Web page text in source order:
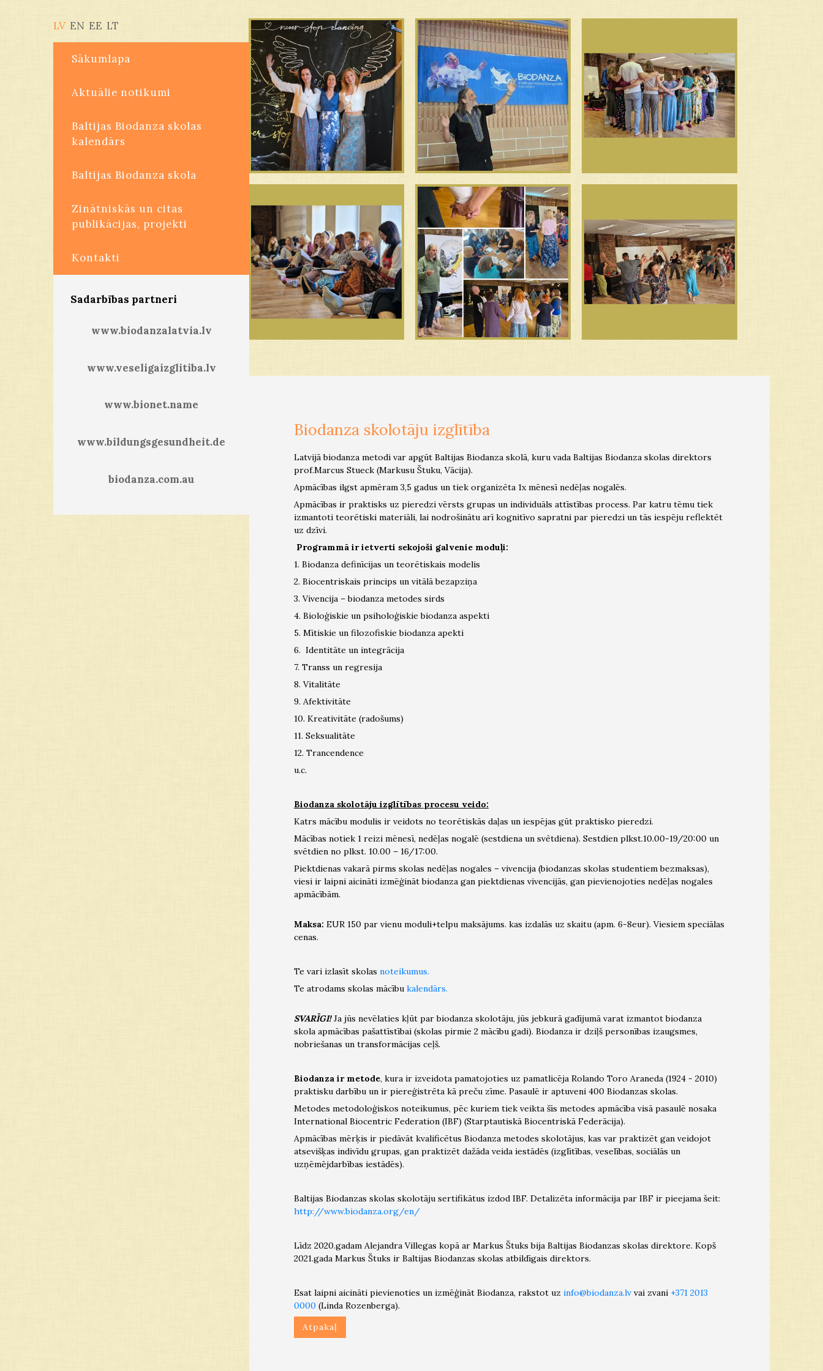
LV EN EE LT
Sākumlapa
Aktuālie notikumi
Baltijas Biodanza skolas
kalendārs
Baltijas Biodanza skola
Zinātniskās un citas
publikācijas, projekti
Kontakti
Sadarbības partneri
www.biodanzalatvia.lv
www.veseligaizglitiba.lv
www.bionet.name
www.bildungsgesundheit.de
biodanza.com.au
Biodanza skolotāju izglītība
Latvijā biodanza metodi var apgūt Baltijas Biodanza skolā, kuru vada Baltijas Biodanza skolas direktors
prof.Marcus Stueck (Markusu Štuku, Vācija).
Apmācības ilgst apmēram 3,5 gadus un tiek organizēta 1x mēnesī nedēļas nogalēs.
Apmācības ir praktisks uz pieredzi vērsts grupas un individuāls attīstības process. Par katru tēmu tiek
izmantoti teorētiski materiāli, lai nodrošinātu arī kognitīvo sapratni par pieredzi un tās iespēju reflektēt
uz dzīvi.
Programmā ir ietverti sekojoši galvenie moduļi:
1. Biodanza definīcijas un teorētiskais modelis
2. Biocentriskais princips un vitālā bezapziņa
3. Vivencija – biodanza metodes sirds
4. Bioloģiskie un psiholoģiskie biodanza aspekti
5. Mītiskie un filozofiskie biodanza apekti
6. Identitāte un integrācija
7. Transs un regresija
8. Vitalitāte
9. Afektivitāte
10. Kreativitāte (radošums)
11. Seksualitāte
12. Trancendence
u.c.
Biodanza skolotāju izglītības procesu veido:
Katrs mācību modulis ir veidots no teorētiskās daļas un iespējas gūt praktisko pieredzi.
Mācības notiek 1 reizi mēnesī, nedēļas nogalē (sestdiena un svētdiena). Sestdien plkst.10.00-19/20:00 un
svētdien no plkst. 10.00 – 16/17:00.
Piektdienas vakarā pirms skolas nedēļas nogales – vivencija (biodanzas skolas studentiem bezmaksas),
viesi ir laipni aicināti izmēģināt biodanza gan piektdienas vivencijās, gan pievienojoties nedēļas nogales
apmācībām.
Maksa: EUR 150 par vienu moduli+telpu maksājums. kas izdalās uz skaitu (apm. 6-8eur). Viesiem speciālas
cenas.
Te vari izlasīt skolas noteikumus.
Te atrodams skolas mācību kalendārs.
SVARĪGI!Ja jūs nevēlaties kļūt par biodanza skolotāju, jūs jebkurā gadījumā varat izmantot biodanza
skola apmācības pašattīstībai (skolas pirmie 2 mācību gadi). Biodanza ir dziļš personības izaugsmes,
nobriešanas un transformācijas ceļš.
Biodanza ir metode, kura ir izveidota pamatojoties uz pamatlicēja Rolando Toro Araneda (1924 - 2010)
praktisku darbību un ir piereģistrēta kā preču zīme. Pasaulē ir aptuveni 400 Biodanzas skolas.
Metodes metodoloģiskos noteikumus, pēc kuriem tiek veikta šīs metodes apmācība visā pasaulē nosaka
International Biocentric Federation (IBF) (Starptautiskā Biocentriskā Federācija).
Apmācības mērķis ir piedāvāt kvalificētus Biodanza metodes skolotājus, kas var praktizēt gan veidojot
atsevišķas indivīdu grupas, gan praktizēt dažāda veida iestādēs (izglītības, veselības, sociālās un
uzņēmējdarbības iestādēs).
Baltijas Biodanzas skolas skolotāju sertifikātus izdod IBF. Detalizēta informācija par IBF ir pieejama šeit:
http://www.biodanza.org/en/
Līdz 2020.gadam Alejandra Villegas kopā ar Markus Štuks bija Baltijas Biodanzas skolas direktore. Kopš
2021.gada Markus Štuks ir Baltijas Biodanzas skolas atbildīgais direktors.
Esat laipni aicināti pievienoties un izmēģināt Biodanza, rakstot uz info@biodanza.lv vai zvani +371 2013
0000 (Linda Rozenberga).
Atpakaļ